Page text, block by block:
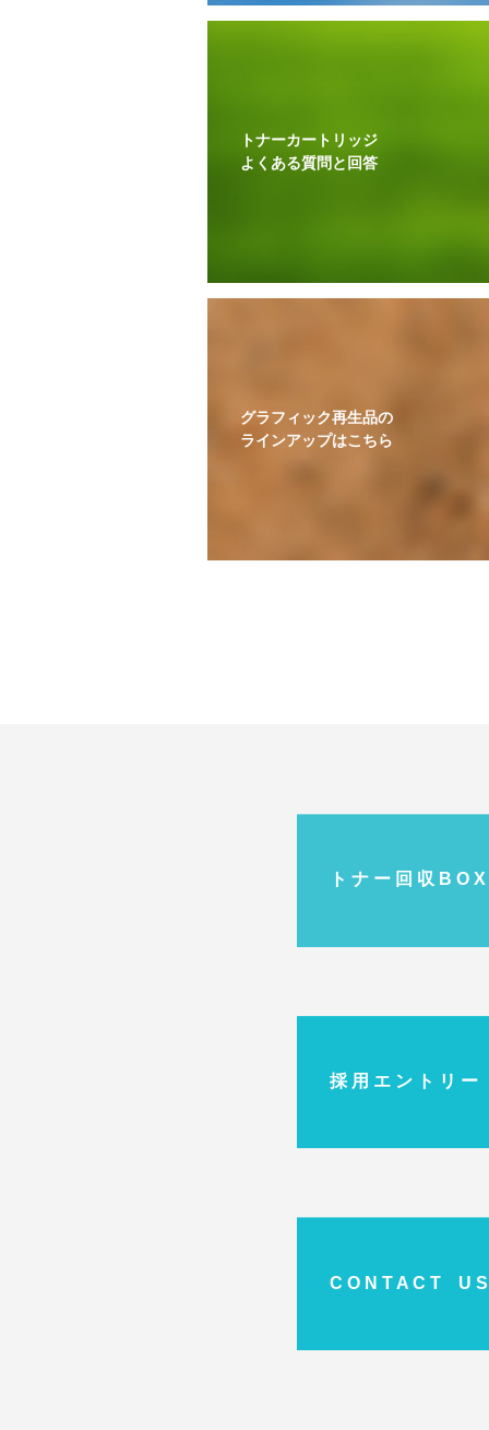
トナーカートリッジ
よくある質問と回答
グラフィック再生品の
ラインアップはこちら
ト ナ ー 回 収 B O X
採 用 エ ン ト リ ー
C O N T A C T U S